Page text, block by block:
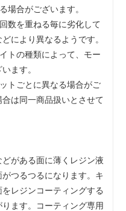
場合がございます。
数を重ねる毎に劣化して
により異なるようです。
トの種類によって、モー
ます。
トごとに異なる場合がご
は同一商品扱いとさせて
がある面に薄くレジン液
つるつるになります。キ
レジンコーティングする
ます。コーティング専用